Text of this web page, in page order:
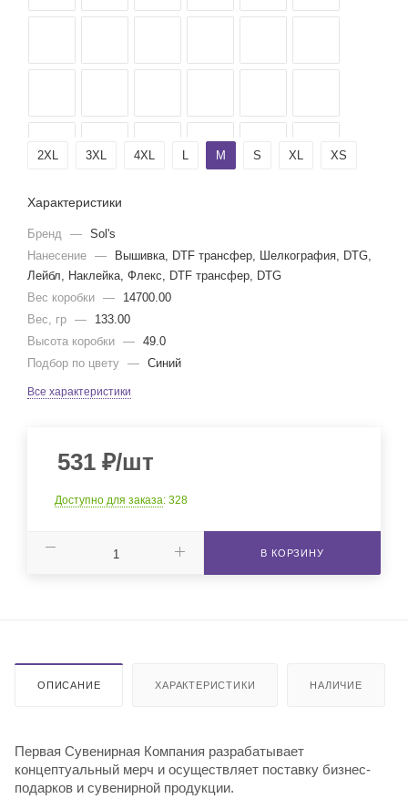
2XL 3XL 4XL L M S XL XS
Характеристики
Бренд — Sol's
Нанесение —
Вышивка, DTF трансфер, Шелкография, DTG,
Лейбл, Наклейка, Флекс, DTF трансфер, DTG
Вес коробки —
14700.00
Вес, гр —
133.00
Высота коробки — 49.0
Подбор по цвету — Синий
Все характеристики
531 ₽/шт
Доступно для заказа: 328
В КОРЗИНУ
ОПИСАНИЕ ХАРАКТЕРИСТИКИ НАЛИЧИЕ
Первая Сувенирная Компания разрабатывает
концептуальный мерч и осуществляет поставку бизнес-
подарков и сувенирной продукции.